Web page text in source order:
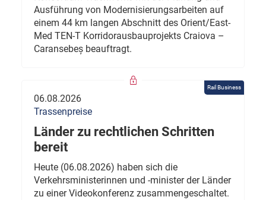
Ausführung von Modernisierungsarbeiten auf
einem 44 km langen Abschnitt des Orient/East-
Med TEN-T Korridorausbauprojekts Craiova –
Caransebeș beauftragt.
Rail Business
06.08.2026
Trassenpreise
Länder zu rechtlichen Schritten
bereit
Heute (06.08.2026) haben sich die
Verkehrsministerinnen und -minister der Länder
zu einer Videokonferenz zusammengeschaltet.